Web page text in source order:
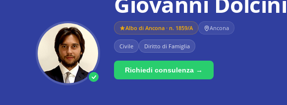
Albo di Ancona · n. 1859/A Ancona
Civile Diritto di Famiglia
Richiedi consulenza →